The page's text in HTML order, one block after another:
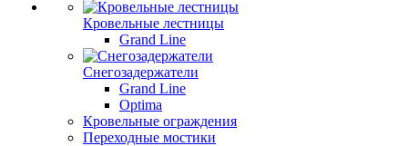
Кровельные лестницы
Grand Line
Снегозадержатели
Grand Line
Optima
Кровельные ограждения
Переходные мостики